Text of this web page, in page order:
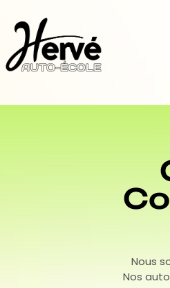
Nous
Nos